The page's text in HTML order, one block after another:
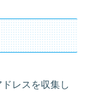
レスを収集し